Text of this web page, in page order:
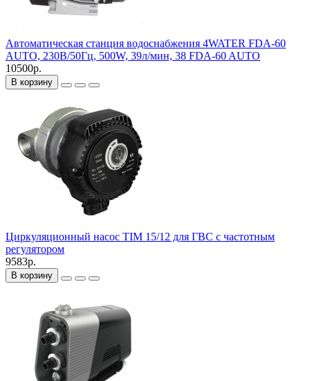
Автоматическая станция водоснабжения 4WATER FDA-60
AUTO, 230В/50Гц, 500W, 39л/мин, 38 FDA-60 AUTO
10500р.
В корзину
Циркуляционный насос TIM 15/12 для ГВС с частотным
регулятором
9583р.
В корзину